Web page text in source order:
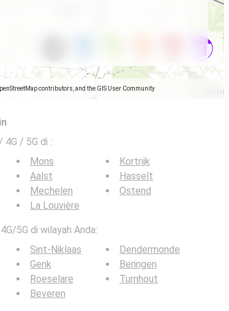
contributors, and the GIS User Community
4G / 5G di :
Mons
Aalst
Mechelen
La Louvière
Kortrijk
Hasselt
Ostend
5G di wilayah Anda:
Sint-Niklaas
Genk
Roeselare
Beveren
Dendermonde
Beringen
Turnhout